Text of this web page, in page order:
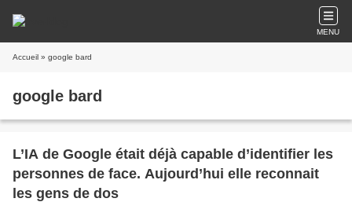
MENU
Accueil » google bard
google bard
L’IA de Google était déjà capable d’identifier les
personnes de face. Aujourd’hui elle reconnait
les gens de dos